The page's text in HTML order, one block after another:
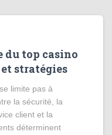
du top casino
stratégies
limite pas à
la sécurité, la
client et la
déterminent